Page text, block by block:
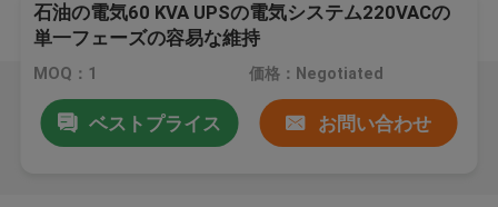
石油の電気60 KVA UPSの電気システム220VACの
単一フェーズの容易な維持
MOQ：1 価格：Negotiated
ベストプライス お問い合わせ